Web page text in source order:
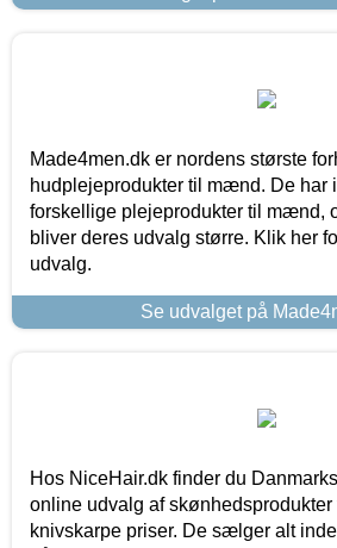
Made4men.dk er nordens største
hudplejeprodukter til mænd. De har
forskellige plejeprodukter til mænd,
bliver deres udvalg større. Klik her
udvalg.
Se udvalget på
Hos NiceHair.dk finder du
online udvalg af skønhedsprodukter
knivskarpe priser. De sælger alt